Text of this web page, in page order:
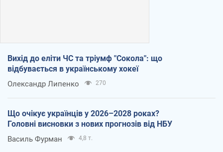
Вихід до еліти ЧС та тріумф "Сокола": що
відбувається в українському хокеї
Олександр Липенко 270
Що очікує українців у 2026–2028 роках?
Головні висновки з нових прогнозів від НБУ
Василь Фурман 4,8 т.